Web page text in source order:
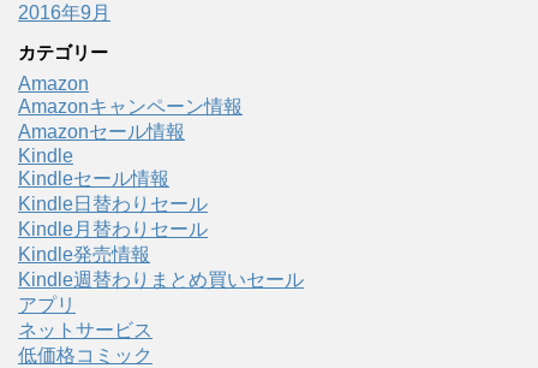
2016年9月
カテゴリー
Amazon
Amazonキャンペーン情報
Amazonセール情報
Kindle
Kindleセール情報
Kindle日替わりセール
Kindle月替わりセール
Kindle発売情報
Kindle週替わりまとめ買いセール
アプリ
ネットサービス
低価格コミック